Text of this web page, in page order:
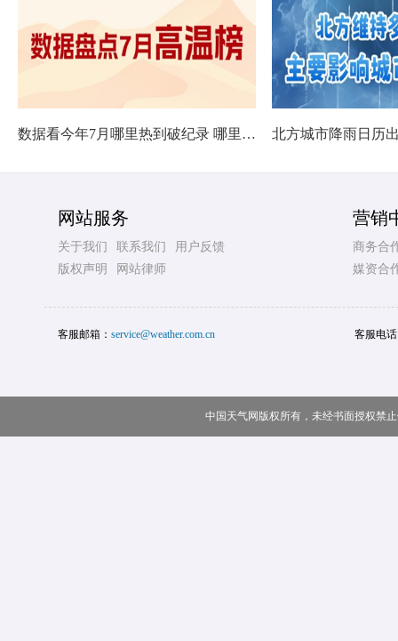
数据看今年7月哪里热到破纪录 哪里暑热连轴转
网站服务
关于我们 联系我们
用户反馈
版权声明
网站律师
营销
商务合
媒资合
客服邮箱： service@weather.com.cn 客服电
中国天气网版权所有，未经书面授权